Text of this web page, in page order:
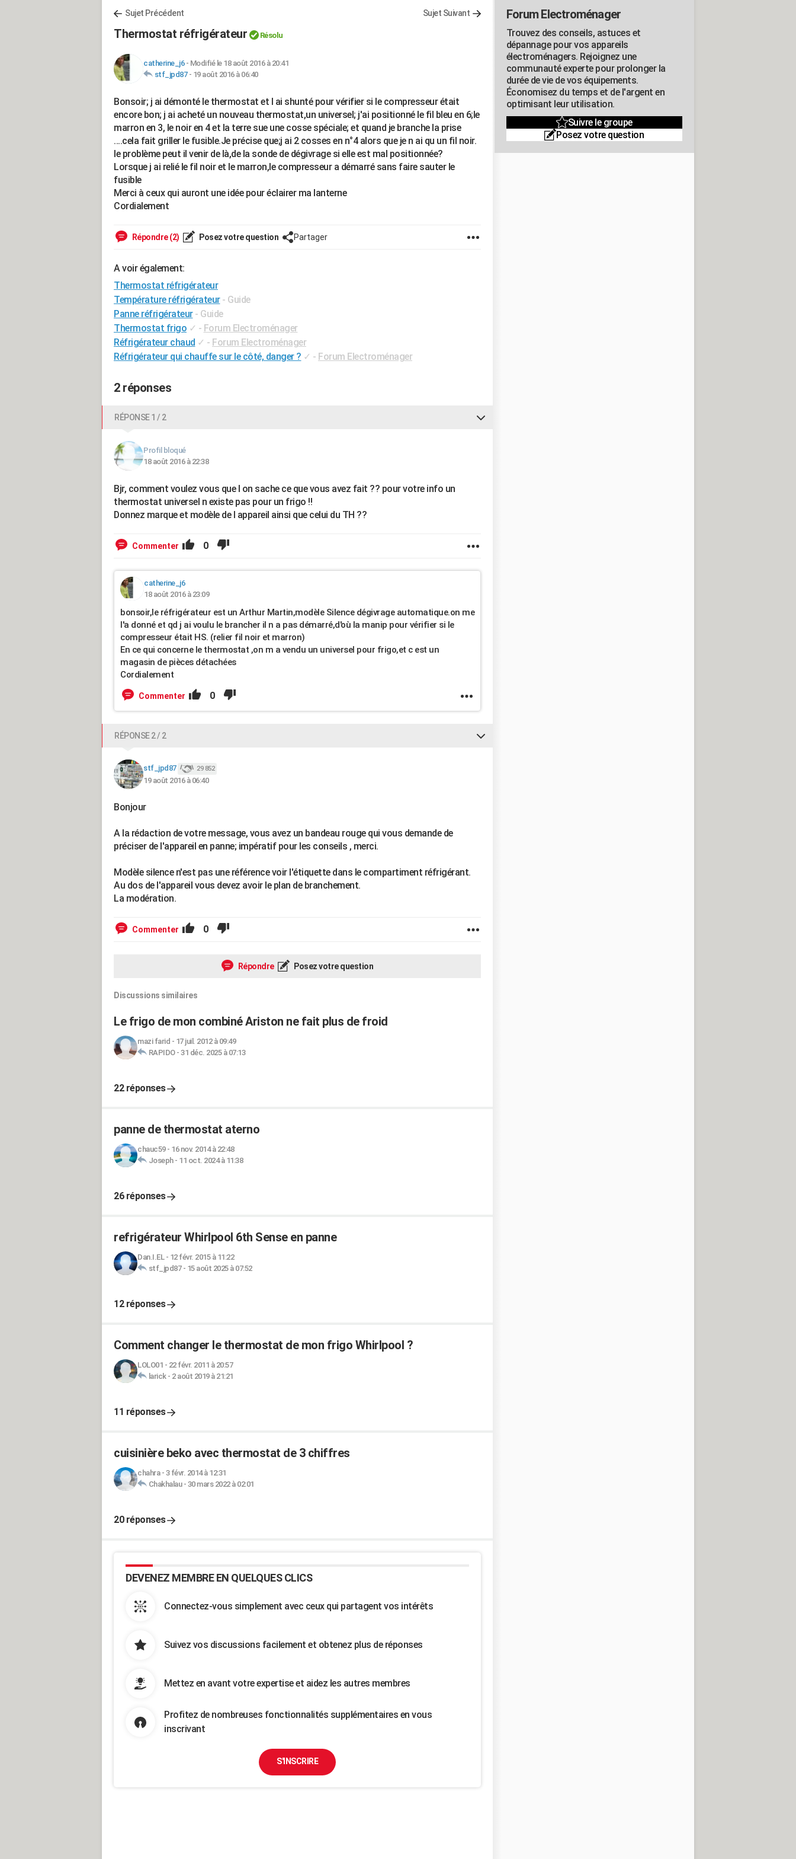
Sujet Précédent Sujet Suivant
Thermostat réfrigérateur Résolu
catherine_j6- Modifié le 18 août 2016 à 20:41
stf_jpd87- 19 août 2016 à 06:40
Bonsoir; j ai démonté le thermostat et l ai shunté pour vérifier si le compresseur était
encore bon; j ai acheté un nouveau thermostat,un universel; j'ai positionné le fil bleu en 6;le
marron en 3, le noir en 4 et la terre sue une cosse spéciale; et quand je branche la prise
....cela fait griller le fusible.Je précise que;j ai 2 cosses en n°4 alors que je n ai qu un fil noir.
le problème peut il venir de là,de la sonde de dégivrage si elle est mal positionnée?
Lorsque j ai relié le fil noir et le marron,le compresseur a démarré sans faire sauter le
fusible
Merci à ceux qui auront une idée pour éclairer ma lanterne
Cordialement
Répondre (2) Posez votre question Partager
A voir également:
Thermostat réfrigérateur
Température réfrigérateur - Guide
Panne réfrigérateur - Guide
Thermostat frigo ✓ - Forum Electroménager
Réfrigérateur chaud ✓ - Forum Electroménager
Réfrigérateur qui chauffe sur le côté, danger ? ✓ - Forum Electroménager
2 réponses
RÉPONSE 1 / 2
Profil bloqué
18 août 2016 à 22:38
Bjr, comment voulez vous que l on sache ce que vous avez fait ?? pour votre info un
thermostat universel n existe pas pour un frigo !!
Donnez marque et modèle de l appareil ainsi que celui du TH ??
Commenter 0
catherine_j6
18 août 2016 à 23:09
bonsoir,le réfrigérateur est un Arthur Martin,modèle Silence dégivrage automatique.on me
l'a donné et qd j ai voulu le brancher il n a pas démarré,d'où la manip pour vérifier si le
compresseur était HS. (relier fil noir et marron)
En ce qui concerne le thermostat ,on m a vendu un universel pour frigo,et c est un
magasin de pièces détachées
Cordialement
Commenter 0
RÉPONSE 2 / 2
stf_jpd87 29 852
19 août 2016 à 06:40
Bonjour
A la rédaction de votre message, vous avez un bandeau rouge qui vous demande de
préciser de l'appareil en panne; impératif pour les conseils , merci.
Modèle silence n'est pas une référence voir l'étiquette dans le compartiment réfrigérant.
Au dos de l'appareil vous devez avoir le plan de branchement.
La modération.
Commenter 0
Répondre Posez votre question
Discussions similaires
Le frigo de mon combiné Ariston ne fait plus de froid
mazi farid - 17 juil. 2012 à 09:49
RAPIDO- 31 déc. 2025 à 07:13
22 réponses
panne de thermostat aterno
chauc59- 16 nov. 2014 à 22:48
Joseph- 11 oct. 2024 à 11:38
26 réponses
refrigérateur Whirlpool 6th Sense en panne
Dan.I.EL- 12 févr. 2015 à 11:22
stf_jpd87- 15 août 2025 à 07:52
12 réponses
Comment changer le thermostat de mon frigo Whirlpool ?
LOLO01 - 22 févr. 2011 à 20:57
larick- 2 août 2019 à 21:21
11 réponses
cuisinière beko avec thermostat de 3 chiffres
chahra- 3 févr. 2014 à 12:31
Chakhalau- 30 mars 2022 à 02:01
20 réponses
DEVENEZ MEMBRE EN QUELQUES CLICS
Connectez-vous simplement avec ceux qui partagent vos intérêts
Suivez vos discussions facilement et obtenez plus de réponses
Mettez en avant votre expertise et aidez les autres membres
Profitez de nombreuses fonctionnalités supplémentaires en vous
inscrivant
S'INSCRIRE
Forum Electroménager
Trouvez des conseils, astuces et
dépannage pour vos appareils
électroménagers. Rejoignez une
communauté experte pour prolonger la
durée de vie de vos équipements.
Économisez du temps et de l'argent en
optimisant leur utilisation.
Suivre le groupe
Posez votre question